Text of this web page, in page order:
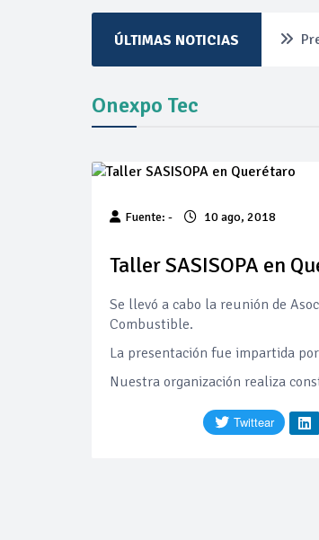
ÚLTIMAS NOTICIAS
Onexpo Tec
Fuente: - 10 ago, 2018
Taller SASISOPA en
Se llevó a cabo la reunión de
Combustible.
La presentación fue impartida
Nuestra organización realiza